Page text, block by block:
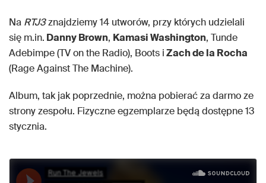
Na RTJ3znajdziemy 14 utworów, przy których udzielali
się m.in. Danny Brown, Kamasi Washington, Tunde
Adebimpe (TV on the Radio), Boots iZach de la Rocha
(Rage Against The Machine).
Album, tak jak poprzednie, można pobierać za darmo ze
strony zespołu. Fizyczne egzemplarze będą dostępne 13
stycznia.